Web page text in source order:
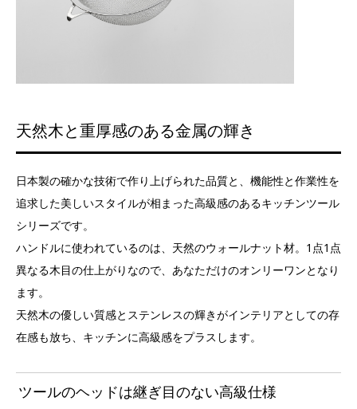
天然木と重厚感のある金属の輝き
日本製の確かな技術で作り上げられた品質と、機能性と作業性を
追求した美しいスタイルが相まった高級感のあるキッチンツール
シリーズです。
ハンドルに使われているのは、天然のウォールナット材。1点1点
異なる木目の仕上がりなので、あなただけのオンリーワンとなり
ます。
天然木の優しい質感とステンレスの輝きがインテリアとしての存
在感も放ち、キッチンに高級感をプラスします。
ツールのヘッドは継ぎ目のない高級仕様